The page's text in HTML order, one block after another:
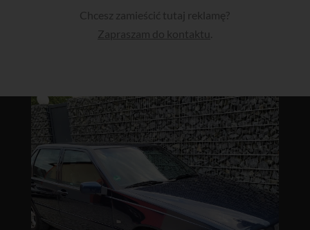
Chcesz zamieścić tutaj reklamę?
Zapraszam do kontaktu